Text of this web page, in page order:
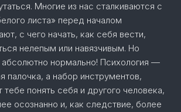
Многие из нас сталкиваются с
листа» перед началом
с чего начать, как себя вести,
нелепым или навязчивым. Но
абсолютно нормально! Психология —
палочка, а набор инструментов,
тебе понять себя и другого человека,
осознанно и, как следствие, более